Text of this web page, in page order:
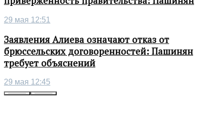
29 мая 12:51
Заявления Алиева означают отказ от
брюссельских договоренностей: Пашинян
требует объяснений
29 мая 12:45